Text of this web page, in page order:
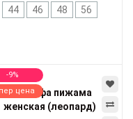
44 46 48 56
-9%
цена